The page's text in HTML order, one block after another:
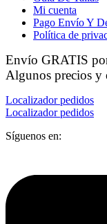
Mi cuenta
Pago Envío Y
Política de
Envío GRATIS
Algunos precios y
Localizador pedidos
Localizador pedidos
Síguenos en: